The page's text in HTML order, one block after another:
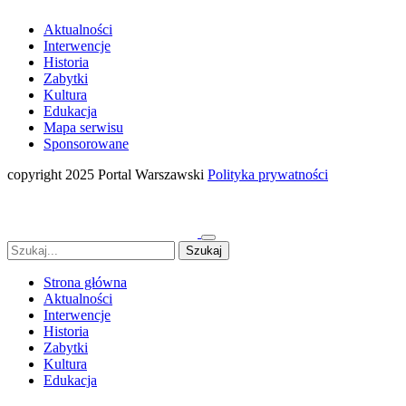
Aktualności
Interwencje
Historia
Zabytki
Kultura
Edukacja
Mapa serwisu
Sponsorowane
copyright 2025 Portal Warszawski Polityka prywatności
Strona główna
Aktualności
Interwencje
Historia
Zabytki
Kultura
Edukacja